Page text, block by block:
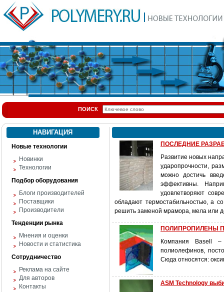
ПОИСК
НАВИГАЦИЯ
Новые технологии
Новинки
Технологии
Подбор оборудования
Блоги производителей
Поставщики
Производители
Тенденции рынка
Мнения и оценки
Новости и статистика
Сотрудничество
Реклама на сайте
Для авторов
Контакты
ПОСЛЕДНИЕ
Развитие новых
ударопрочности,
можно достичь
эффективны.
удовлетворяют
обладают термостабильностью, а
решить заменой мрамора, мела или
ПОЛИПРОПИЛЕНЫ
Компания Basell –
полиолефинов,
Сюда относятся:
ASM Technology